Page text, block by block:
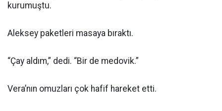
kurumuştu.
Aleksey paketleri masaya bıraktı.
“Çay aldım,” dedi. “Bir de medovik.”
Vera’nın omuzları çok hafif hareket etti.